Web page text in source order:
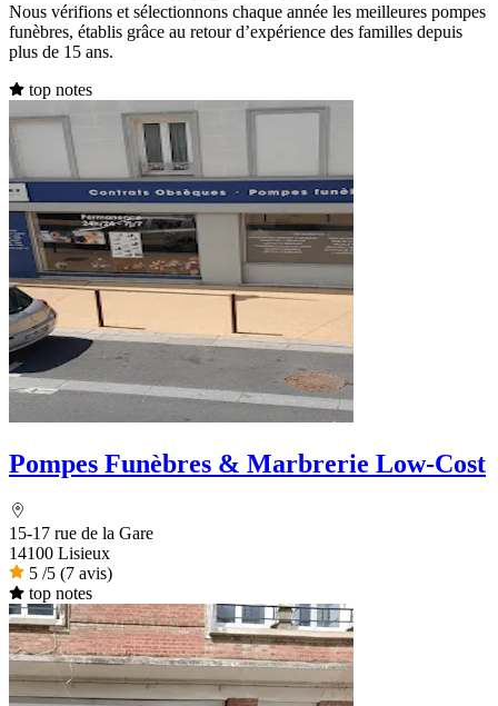
Nous vérifions et sélectionnons chaque année les meilleures pompes
funèbres, établis grâce au retour d’expérience des familles depuis
plus de 15 ans.
top notes
Pompes Funèbres & Marbrerie Low-Cost
15-17 rue de la Gare
14100 Lisieux
5 /5 (7 avis)
top notes